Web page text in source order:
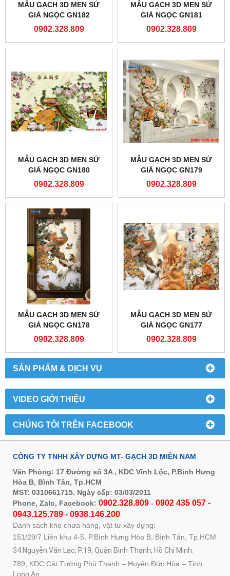
SẢN PHẨM & DỊCH VỤ
VIDEO GIỚI THIỆU
CHÚNG TÔI TRÊN FACEBOOK
MẪU GẠCH 3D MEN SỨ
GIẢ NGỌC GN182
0902.328.809
MẪU GẠCH 3D MEN SỨ
GIẢ NGỌC GN181
0902.328.809
MẪU GẠCH 3D MEN SỨ
GIẢ NGỌC GN180
0902.328.809
MẪU GẠCH 3D MEN SỨ
GIẢ NGỌC GN179
0902.328.809
MẪU GẠCH 3D MEN SỨ
GIẢ NGỌC GN178
0902.328.809
MẪU GẠCH 3D MEN SỨ
GIẢ NGỌC GN177
0902.328.809
CÔNG TY TNHH XÂY DỰNG MT- GẠCH 3D MIỀN NAM
Văn Phòng: 17 Đường số 3A , KDC Vĩnh Lộc, P.Bình Hưng
Hòa B, Bình Tân, Tp.HCM
MST: 0310661715. Ngày cấp: 03/03/2011
Phone, Zalo, Facebook: 0902.328.809 - 0902 435 057 -
0943.125.789 - 0938.146.200
Danh sách kho chứa hàng, vật tư xây dựng:
151/29/7 Liên khu 4-5, P.Bình Hưng Hòa B, Bình Tân, Tp.HCM
34 Nguyễn Văn Lạc, P.19, Quận Bình Thạnh, Hồ Chí Minh.
789, KDC Cát Tường Phú Thạnh – Huyện Đức Hòa – Tỉnh
Long An